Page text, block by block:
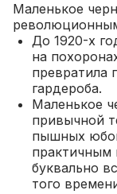
Маленькое
До 1920-х
на
превратила
гардероба.
Маленькое
привычной
пышных
практичным
буквально
того